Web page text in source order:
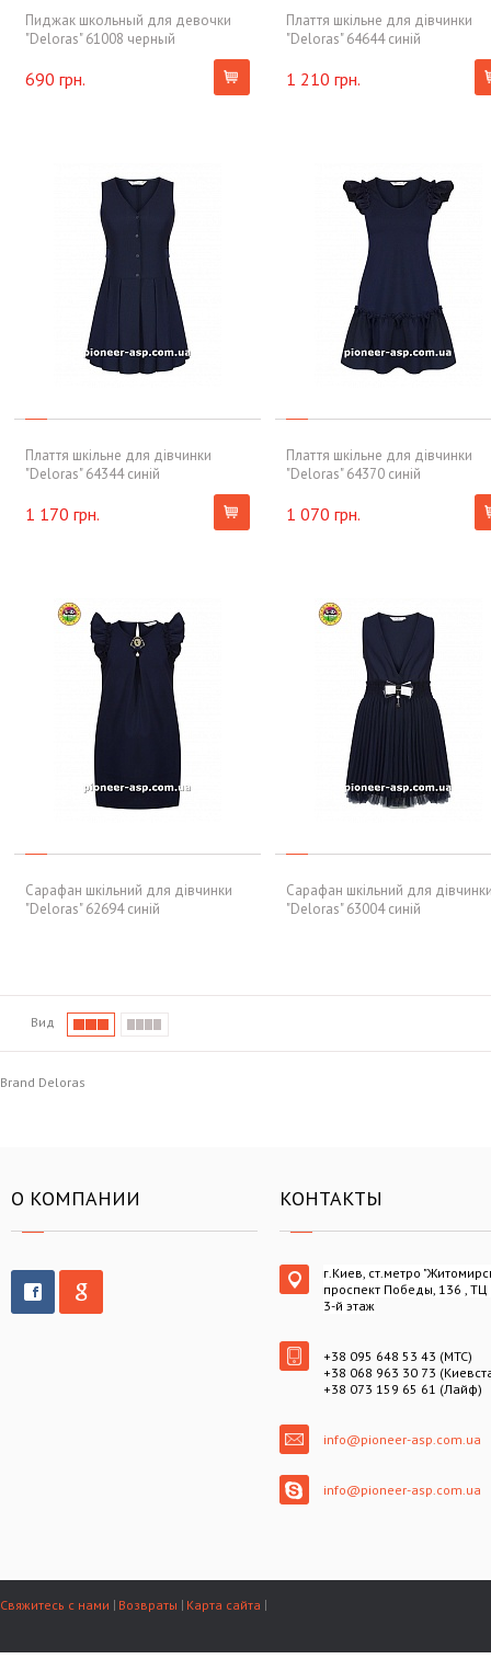
Пиджак школьный для девочки
"Deloras" 61008 черный
690 грн.
Плаття шкільне для дівчинки
"Deloras" 64644 синій
1 210 грн.
Плаття шкільне для дівчинки
"Deloras" 64344 синій
1 170 грн.
Плаття шкільне для дівчинки
"Deloras" 64370 синій
1 070 грн.
Сарафан шкільний для дівчинки
"Deloras" 62694 синій
Сарафан шкільний для
"Deloras" 63004 синій
Вид
Brand Deloras
О КОМПАНИИ КОНТАКТЫ
г.Киев, ст.метро
проспект Победы, 136 , ТЦ
3-й этаж
+38 095 648 53 43 (МТС)
+38 068 963 30 73
+38 073 159 65 61 (Лайф)
info@pioneer-asp.com.ua
info@pioneer-asp.com.ua
Свяжитесь с нами Возвраты Карта сайта